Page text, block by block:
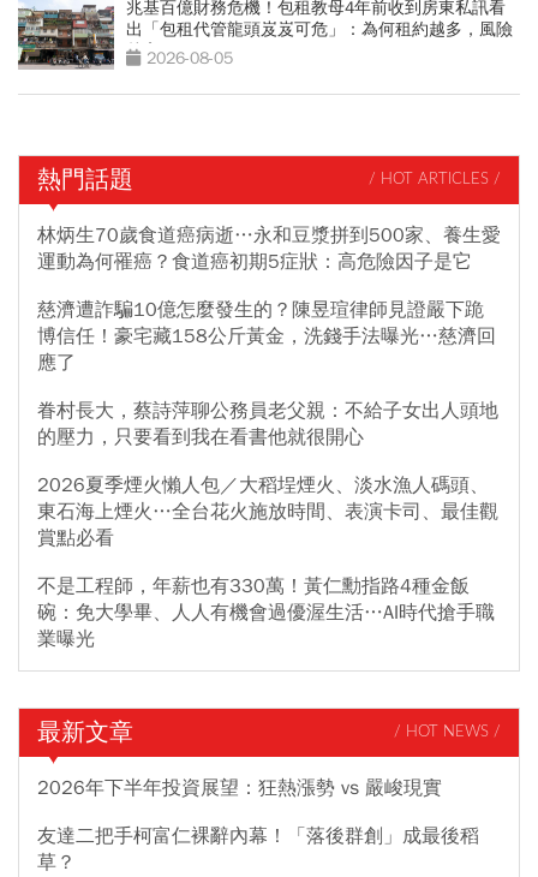
兆基百億財務危機！包租教母4年前收到房東私訊看
出「包租代管龍頭岌岌可危」：為何租約越多，風險
越高？
2026-08-05
熱門話題 / HOT ARTICLES /
林炳生70歲食道癌病逝…永和豆漿拼到500家、養生愛
運動為何罹癌？食道癌初期5症狀：高危險因子是它
慈濟遭詐騙10億怎麼發生的？陳昱瑄律師見證嚴下跪
博信任！豪宅藏158公斤黃金，洗錢手法曝光…慈濟回
應了
眷村長大，蔡詩萍聊公務員老父親：不給子女出人頭地
的壓力，只要看到我在看書他就很開心
2026夏季煙火懶人包／大稻埕煙火、淡水漁人碼頭、
東石海上煙火…全台花火施放時間、表演卡司、最佳觀
賞點必看
不是工程師，年薪也有330萬！黃仁勳指路4種金飯
碗：免大學畢、人人有機會過優渥生活…AI時代搶手職
業曝光
最新文章 / HOT NEWS /
2026年下半年投資展望：狂熱漲勢 vs 嚴峻現實
友達二把手柯富仁裸辭內幕！「落後群創」成最後稻
草？